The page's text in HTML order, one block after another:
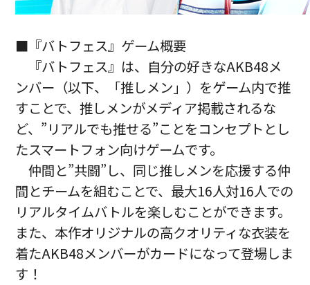
■『バトフェス』ゲーム概要
『バトフェス』は、自分の好きなAKB48メ
ンバー（以下、「推しメン」）をゲーム内で推
すことで、推しメンがメディア掲載されるな
ど、”リアルでも推せる”ことをコンセプトとし
たスマートフォン向けゲームです。
仲間と”共闘”し、同じ推しメンを応援する仲
間とチームを組むことで、最大16人対16人での
リアルタイムバトルを楽しむことができます。
また、本作オリジナルの高クオリティな衣装を
着たAKB48メンバーがカードになって登場しま
す！